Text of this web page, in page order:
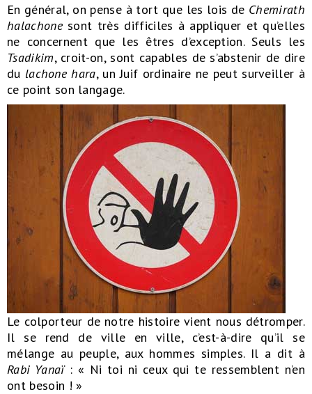
En général, on pense à tort que les lois de Chemirath
halachonesont très difficiles à appliquer et qu’elles
ne concernent que les êtres d’exception. Seuls les
Tsadikim, croit-on, sont capables de s’abstenir de dire
du lachone hara, un Juif ordinaire ne peut surveiller à
ce point son langage.
Le colporteur de notre histoire vient nous détromper.
Il se rend de ville en ville, c’est-à-dire qu’il se
mélange au peuple, aux hommes simples. Il a dit à
Rabi Yanaï: « Ni toi ni ceux qui te ressemblent n’en
ont besoin ! »